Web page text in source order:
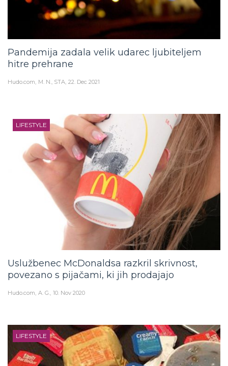
Pandemija zadala velik udarec ljubiteljem
hitre prehrane
Hudo.com M. N., STA 22. Dec 2021
LIFESTYLE
Uslužbenec McDonaldsa razkril skrivnost,
povezano s pijačami, ki jih prodajajo
Hudo.com A. G. 10. Nov 2020
LIFESTYLE